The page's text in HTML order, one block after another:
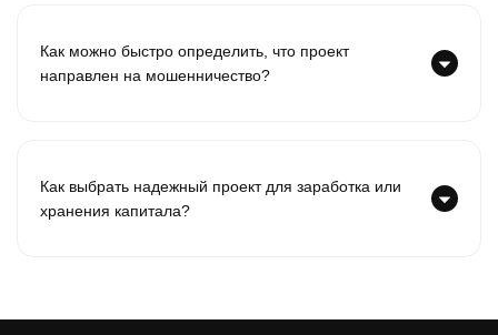
Как можно быстро определить, что проект
направлен на мошенничество?
Как выбрать надежный проект для заработка или
хранения капитала?